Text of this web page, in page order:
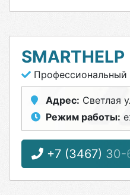
SMARTHELP
Профессиональный
Адрес: Светлая
Режим работы:
+7 (3467)